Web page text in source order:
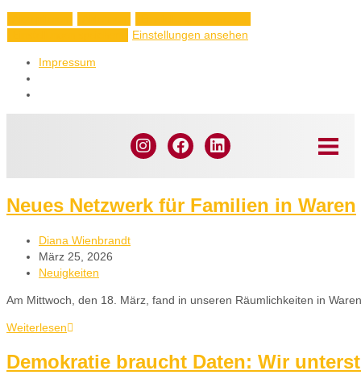
Einstellungen ansehen
Impressum
Neues Netzwerk für Familien in Waren
Diana Wienbrandt
März 25, 2026
Neuigkeiten
Am Mittwoch, den 18. März, fand in unseren Räumlichkeiten in
Weiterlesen
Demokratie braucht Daten: Wir